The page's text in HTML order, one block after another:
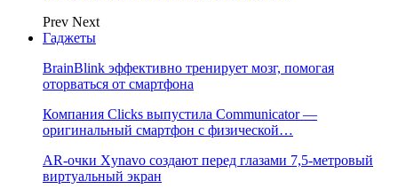
Prev Next
Гаджеты
BrainBlink эффективно тренирует мозг, помогая
оторваться от смартфона
Компания Clicks выпустила Communicator —
оригинальный смартфон с физической…
AR-очки Xynavo создают перед глазами 7,5-метровый
виртуальный экран